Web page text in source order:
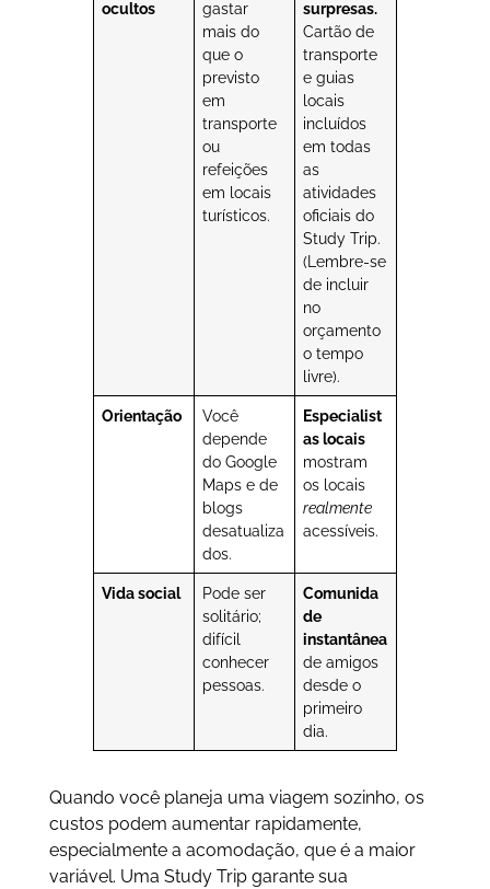
ocultos
gastar
mais do
que o
previsto
em
transporte
ou
refeições
em locais
turísticos.
surpresas.
Cartão de
transporte
e guias
locais
incluídos
em todas
as
atividades
oficiais do
Study Trip.
(Lembre-se
de incluir
no
orçamento
o tempo
livre).
Orientação
Você
depende
do Google
Maps e de
blogs
desatualiza
dos.
Especialist
as locais
mostram
os locais
realmente
acessíveis.
Vida social
Pode ser
solitário;
difícil
conhecer
pessoas.
Comunida
de
instantânea
de amigos
desde o
primeiro
dia.
Quando você planeja uma viagem sozinho, os
custos podem aumentar rapidamente,
especialmente a acomodação, que é a maior
variável. Uma Study Trip garante sua